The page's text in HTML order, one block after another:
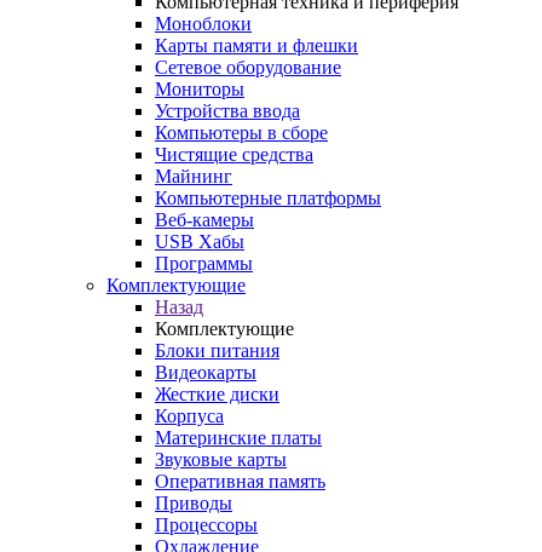
Моноблоки
Карты памяти и флешки
Сетевое оборудование
Мониторы
Устройства ввода
Компьютеры в сборе
Чистящие средства
Майнинг
Компьютерные платформы
Веб-камеры
USB Хабы
Программы
Комплектующие
Назад
Комплектующие
Блоки питания
Видеокарты
Жесткие диски
Корпуса
Материнские платы
Звуковые карты
Оперативная память
Приводы
Процессоры
Охлаждение